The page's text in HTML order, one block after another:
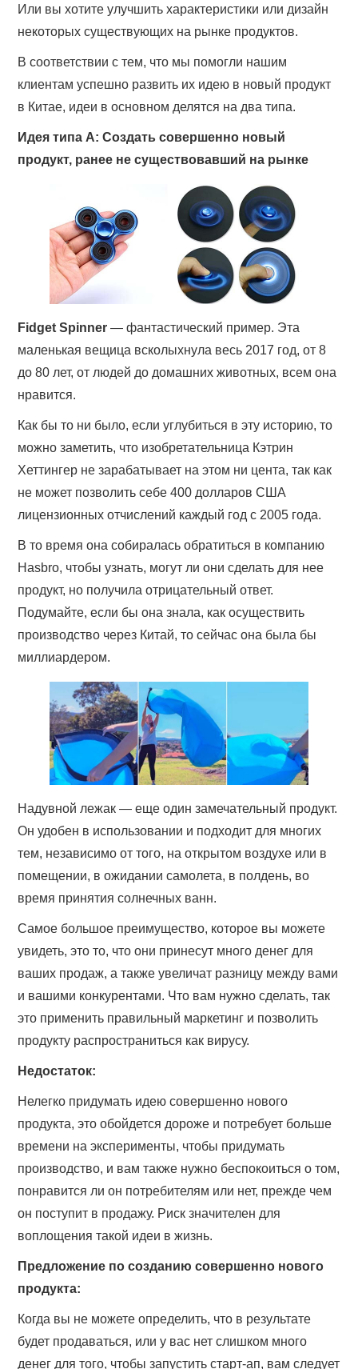
Или вы хотите улучшить характеристики или дизайн
некоторых существующих на рынке продуктов.
В соответствии с тем, что мы помогли нашим
клиентам успешно развить их идею в новый продукт
в Китае, идеи в основном делятся на два типа.
Идея типа А: Создать совершенно новый
продукт, ранее не существовавший на рынке
Fidget Spinner — фантастический пример. Эта
маленькая вещица всколыхнула весь 2017 год, от 8
до 80 лет, от людей до домашних животных, всем она
нравится.
Как бы то ни было, если углубиться в эту историю, то
можно заметить, что изобретательница Кэтрин
Хеттингер не зарабатывает на этом ни цента, так как
не может позволить себе 400 долларов США
лицензионных отчислений каждый год с 2005 года.
В то время она собиралась обратиться в компанию
Hasbro, чтобы узнать, могут ли они сделать для нее
продукт, но получила отрицательный ответ.
Подумайте, если бы она знала, как осуществить
производство через Китай, то сейчас она была бы
миллиардером.
Надувной лежак — еще один замечательный продукт.
Он удобен в использовании и подходит для многих
тем, независимо от того, на открытом воздухе или в
помещении, в ожидании самолета, в полдень, во
время принятия солнечных ванн.
Самое большое преимущество, которое вы можете
увидеть, это то, что они принесут много денег для
ваших продаж, а также увеличат разницу между вами
и вашими конкурентами. Что вам нужно сделать, так
это применить правильный маркетинг и позволить
продукту распространиться как вирусу.
Недостаток:
Нелегко придумать идею совершенно нового
продукта, это обойдется дороже и потребует больше
времени на эксперименты, чтобы придумать
производство, и вам также нужно беспокоиться о том,
понравится ли он потребителям или нет, прежде чем
он поступит в продажу. Риск значителен для
воплощения такой идеи в жизнь.
Предложение по созданию совершенно нового
продукта:
Когда вы не можете определить, что в результате
будет продаваться, или у вас нет слишком много
денег для того, чтобы запустить старт-ап, вам следует